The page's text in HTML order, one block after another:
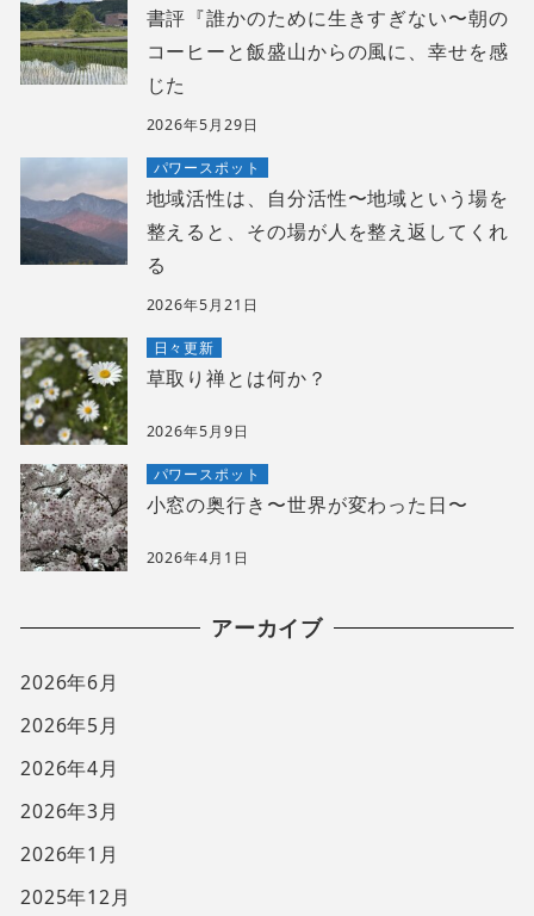
書評『誰かのために生きすぎない〜朝の
コーヒーと飯盛山からの風に、幸せを感
じた
2026年5月29日
パワースポット
地域活性は、自分活性〜地域という場を
整えると、その場が人を整え返してくれ
る
2026年5月21日
日々更新
草取り禅とは何か？
2026年5月9日
パワースポット
小窓の奥行き〜世界が変わった日〜
2026年4月1日
アーカイブ
2026年6月
2026年5月
2026年4月
2026年3月
2026年1月
2025年12月